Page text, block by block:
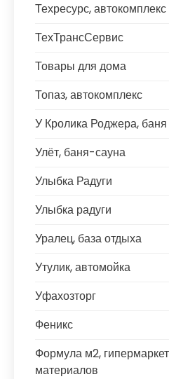
Техресурс, автокомплекс
ТехТрансСервис
Товары для дома
Топаз, автокомплекс
У Кролика Роджера,
Улёт, баня-сауна
Улыбка Радуги
Улыбка радуги
Уралец, база отдыха
Утулик, автомойка
Уфахозторг
Феникс
Формула м2,
материалов